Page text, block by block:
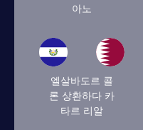
아노
엘살바도르 콜
론 상환하다 카
타르 리알